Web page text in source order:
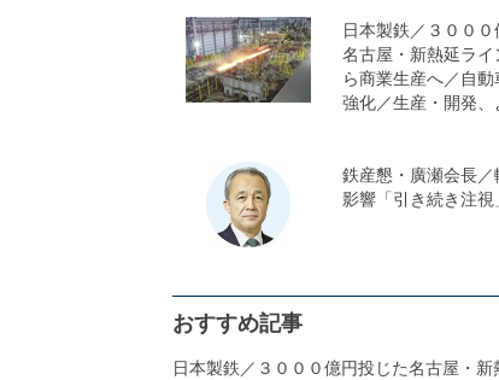
日本製鉄／３００
名古屋・新熱延ラ
ら商業生産へ／自
強化／生産・開発
鉄産懇・廣瀬会長
影響「引き続き注視
おすすめ記事
日本製鉄／３０００億円投じた名古屋・